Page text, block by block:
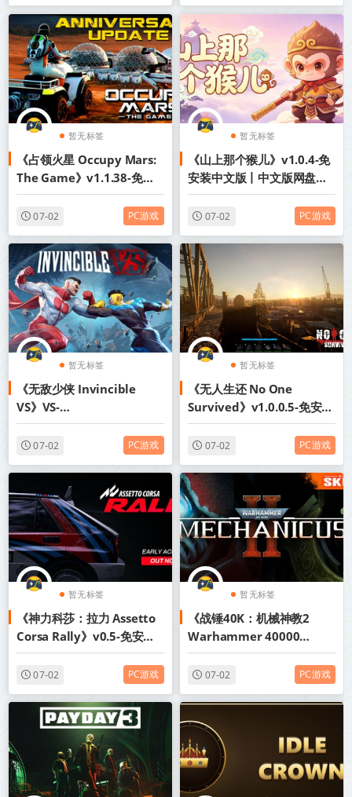
暂无标签
《占领火星 Occupy Mars:
The Game》v1.1.38-免安
装中文版【单机+联机】丨中
文版网盘下载
07-02 PC游戏
暂无标签
《山上那个猴儿》v1.0.4-免
安装中文版丨中文版网盘下
载
07-02 PC游戏
暂无标签
《无敌少侠 Invincible
VS》VS-
Build.23878258+全DLC免
安装英文版丨中文版网盘下
07-02 PC游戏
暂无标签
《无人生还 No One
Survived》v1.0.0.5-免安装
中文版丨中文版网盘下载
07-02 PC游戏
暂无标签
《神力科莎：拉力 Assetto
Corsa Rally》v0.5-免安装
中文版丨中文版网盘下载
07-02 PC游戏
暂无标签
《战锤40K：机械神教2
Warhammer 40000
Mechanicus II》v1.0.1.26-
免安装中文版丨中文版网盘
07-02 PC游戏